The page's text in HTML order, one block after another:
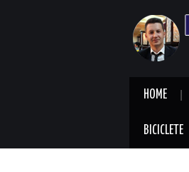
HOME
BICICLETE